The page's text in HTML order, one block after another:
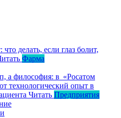
делать, если глаз болит,
Фарма
а философия: в «Росатом
технологический опыт в
Читать Предприятия